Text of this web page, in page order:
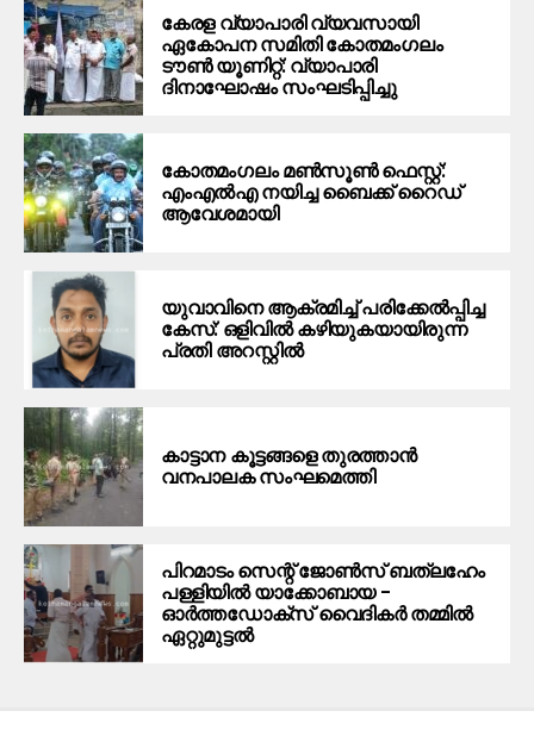
കേരള വ്യാപാരി വ്യവസായി
ഏകോപന സമിതി കോതമംഗലം
ടൗൺ യൂണിറ്റ്: വ്യാപാരി
ദിനാഘോഷം സംഘടിപ്പിച്ചു
കോതമംഗലം മൺസൂൺ ഫെസ്റ്റ്:
എംഎൽഎ നയിച്ച ബൈക്ക് റൈഡ്
ആവേശമായി
യുവാവിനെ ആക്രമിച്ച് പരിക്കേല്‍പ്പിച്ച
കേസ്: ഒളിവില്‍ കഴിയുകയായിരുന്ന
പ്രതി അറസ്റ്റില്‍
കാട്ടാന കൂട്ടങ്ങളെ തുരത്താന്‍
വനപാലക സംഘമെത്തി
പിറമാടം സെന്റ് ജോണ്‍സ് ബത്ലഹേം
പള്ളിയില്‍ യാക്കോബായ –
ഓര്‍ത്തഡോക്‌സ് വൈദികര്‍ തമ്മില്‍
ഏറ്റുമുട്ടല്‍